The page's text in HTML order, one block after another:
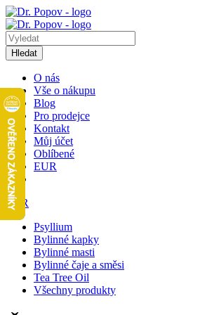
Hledat
O nás
Vše o nákupu
Blog
Pro prodejce
Kontakt
Můj účet
Oblíbené
EUR
EUR
Psyllium
Bylinné kapky
Bylinné masti
Bylinné čaje a směsi
Tea Tree Oil
Všechny produkty